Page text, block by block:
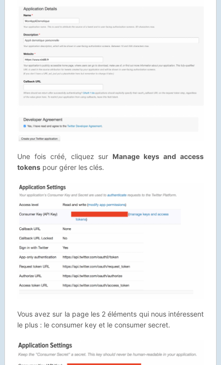
Une fois créé, cliquez sur Manage keys and access
tokenspour gérer les clés.
Vous avez sur la page les 2 éléments qui nous intéressent
le plus : le consumer key et le consumer secret.